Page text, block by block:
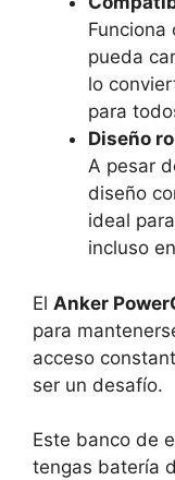
Funciona
pueda
lo
para
Diseño
A pesar
diseño
ideal
incluso
El Anker
para
acceso
ser un desafío.
Este banco de
tengas batería